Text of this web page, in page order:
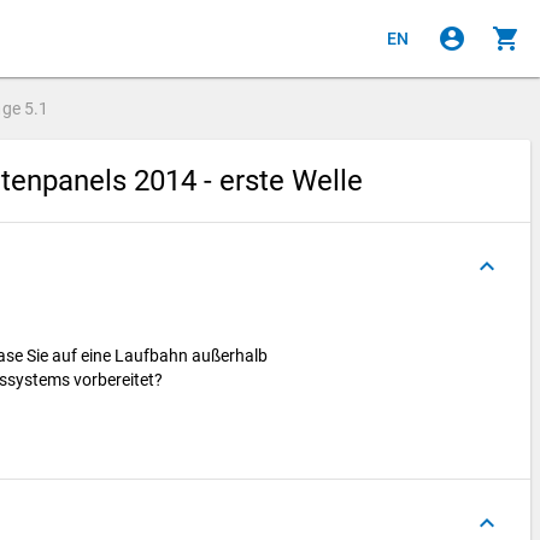
EN account_circle shopping_cart
5.1
2014 - erste Welle
keyboard_arrow_up
Sie auf eine Laufbahn außerhalb
vorbereitet?
keyboard_arrow_up